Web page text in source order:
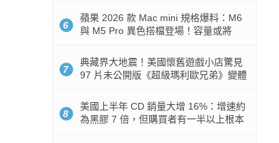
6
蘋果 2026 款 Mac mini 規格爆料：M6
與 M5 Pro 異色搭檔登場！容量或將
7
典藏界大地震！美國懷舊遊戲小店驚見
97 片未公開版《超級瑪利歐兄弟》變體
8
美國上半年 CD 銷量大增 16%：增速約
為黑膠 7 倍，但購買者有一半以上根本